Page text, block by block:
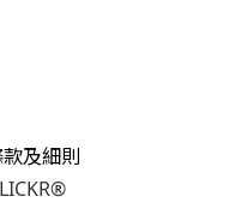
及細則